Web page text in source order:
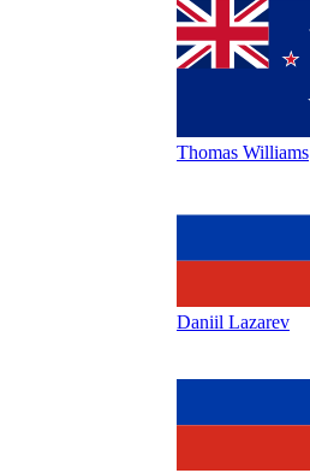
Thomas Williams
Daniil Lazarev